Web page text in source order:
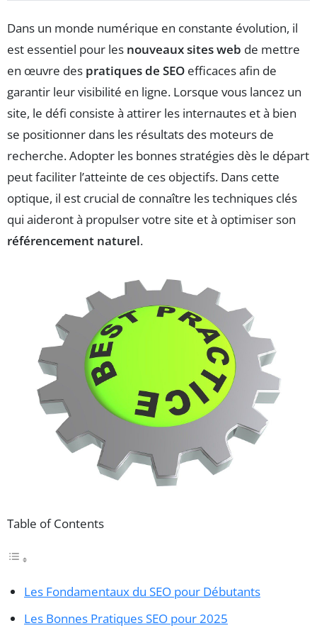
Dans un monde numérique en constante évolution, il
est essentiel pour les nouveaux sites web de mettre
en œuvre des pratiques de SEO efficaces afin de
garantir leur visibilité en ligne. Lorsque vous lancez un
site, le défi consiste à attirer les internautes et à bien
se positionner dans les résultats des moteurs de
recherche. Adopter les bonnes stratégies dès le départ
peut faciliter l’atteinte de ces objectifs. Dans cette
optique, il est crucial de connaître les techniques clés
qui aideront à propulser votre site et à optimiser son
référencement naturel.
Table of Contents
Les Fondamentaux du SEO pour Débutants
Les Bonnes Pratiques SEO pour 2025